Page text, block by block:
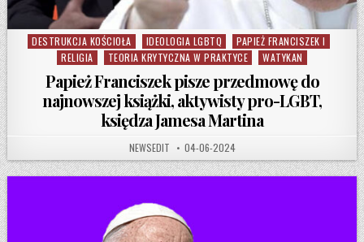
Posted in
DESTRUKCJA KOŚCIOŁA IDEOLOGIA LGBTQ
PAPIEŻ FRANCISZEK I
RELIGIA
TEORIA KRYTYCZNA W PRAKTYCE WATYKAN
Papież Franciszek pisze przedmowę do
najnowszej książki, aktywisty pro-LGBT,
księdza Jamesa Martina
AUTHOR:
NEWSEDIT PUBLISHED DATE:
04-06-2024